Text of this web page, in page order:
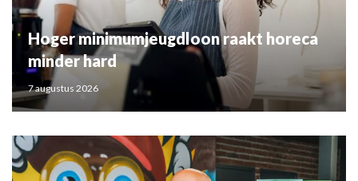
Hoger minimumjeugdloon raakt horeca
minder hard
7 augustus 2026